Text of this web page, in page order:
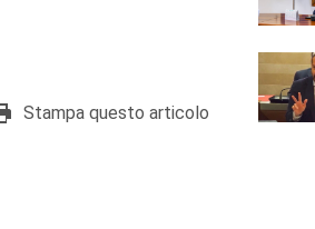
Stampa questo articolo